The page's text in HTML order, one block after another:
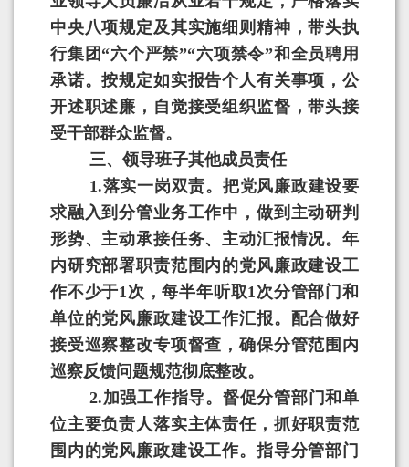
中央八项规定及其实施细则精神，带头执
行集团“六个严禁”“六项禁令”和全员聘用
承诺。按规定如实报告个人有关事项，公
开述职述廉，自觉接受组织监督，带头接
受干部群众监督。
三、领导班子其他成员责任
1.落实一岗双责。把党风廉政建设要
求融入到分管业务工作中，做到主动研判
形势、主动承接任务、主动汇报情况。年
内研究部署职责范围内的党风廉政建设工
作不少于1次，每半年听取1次分管部门和
单位的党风廉政建设工作汇报。配合做好
接受巡察整改专项督查，确保分管范围内
巡察反馈问题规范彻底整改。
2.加强工作指导。督促分管部门和单
位主要负责人落实主体责任，抓好职责范
围内的党风廉政建设工作。指导分管部门